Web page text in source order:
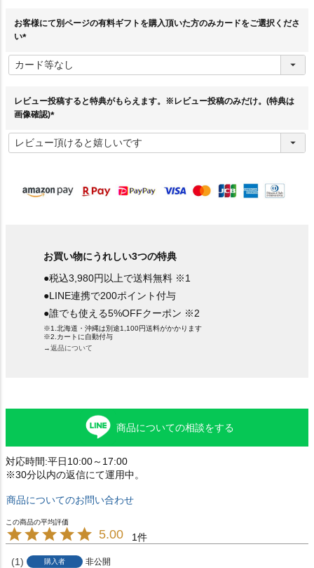
お客様にて別ページの有料ギフトを購入頂いた方のみカードをご選択くださ
い
必
須
レビュー投稿すると特典がもらえます。※レビュー投稿のみだけ。(特典は
画像確認)
必
須
お買い物にうれしい3つの特典
●税込3,980円以上で送料無料 ※1
●LINE連携で200ポイント付与
●誰でも使える5%OFFクーポン ※2
※1.北海道・沖縄は別途1,100円送料がかかります
※2.カートに自動付与
→返品について
商品についての相談をする
対応時間:平日10:00～17:00
※30分以内の返信にて運用中。
商品についてのお問い合わせ
5.00 1
1 購入者
非公開